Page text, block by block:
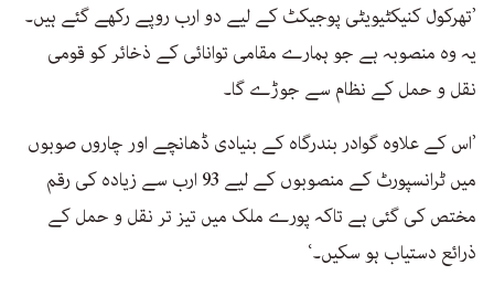
’تھرکول کنیکٹیویٹی پوجیکٹ کے لیے دو ارب روپے رکھے گئے ہیں۔
یہ وہ منصوبہ ہے جو ہمارے مقامی توانائی کے ذخائر کو قومی
نقل و حمل کے نظام سے جوڑے گا۔
’اس کے علاوہ گوادر بندرگاہ کے بنیادی ڈھانچے اور چاروں صوبوں
میں ٹرانسپورٹ کے منصوبوں کے لیے 93 ارب سے زیادہ کی رقم
مختص کی گئی ہے تاکہ پورے ملک میں تیز تر نقل و حمل کے
ذرائع دستیاب ہو سکیں۔‘